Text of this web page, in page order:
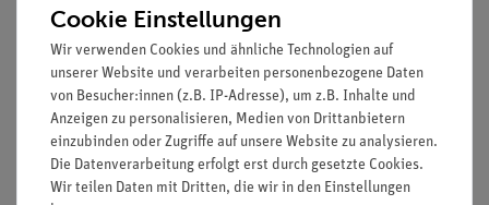
Lehranstalten abgeben.
Media / Downloads
Cookie Einstellungen
Wir verwenden Cookies und ähnliche Technologien auf
unserer Website und verarbeiten personenbezogene Daten
von Besucher:innen (z.B. IP-Adresse), um z.B. Inhalte und
Anzeigen zu personalisieren, Medien von Drittanbietern
einzubinden oder Zugriffe auf unsere Website zu analysieren.
Die Datenverarbeitung erfolgt erst durch gesetzte Cookies.
Wir teilen Daten mit Dritten, die wir in den Einstellungen